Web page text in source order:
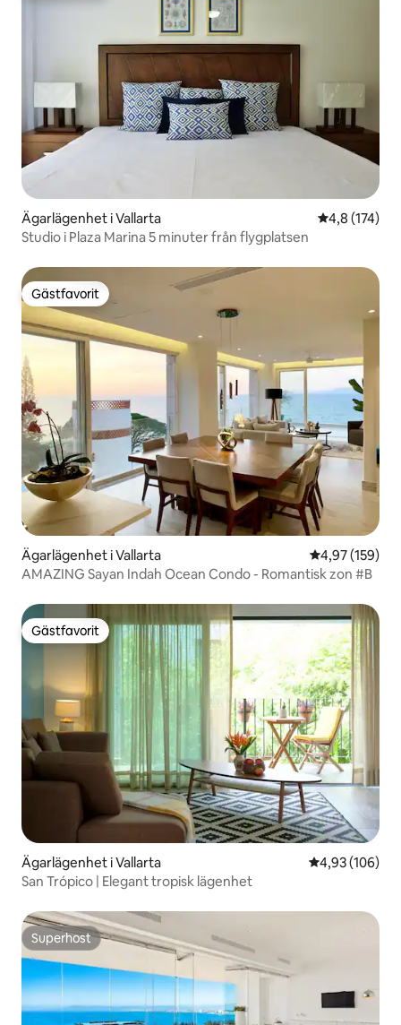
Ägarlägenhet i Vallarta 4,8 av 5 i
4,8 (174)
Studio i Plaza Marina 5 minuter från flygplatsen
Gästfavorit
Gästfavorit
Ägarlägenhet i Vallarta 4,97 av 5 i
4,97 (159)
AMAZING Sayan Indah Ocean Condo - Romantisk zon #B
Gästfavorit
Gästfavorit
Ägarlägenhet i Vallarta 4,93 av 5 i
4,93 (106)
San Trópico | Elegant tropisk lägenhet
Superhost
Superhost